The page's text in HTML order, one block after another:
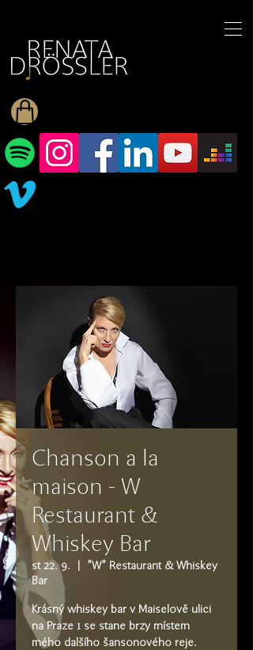
Chanson a la
maison - W
Restaurant &
Whiskey Bar
st 22. 9.
"W" Restaurant & Whiskey
Bar
Krásný whiskey bar v Maiselově ulici
na Praze 1 se stane brzy místem
mého dalšího šansonového reje.